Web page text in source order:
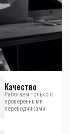
Качество
Работаем только с
проверенными
переводчиками